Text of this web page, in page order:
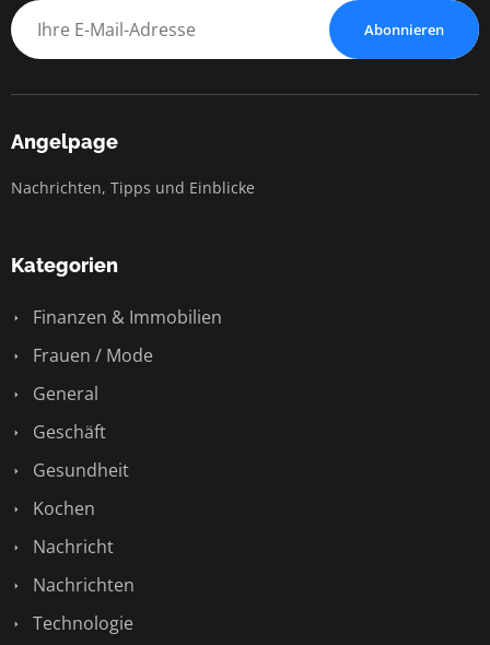
Abonnieren
Angelpage
Nachrichten, Tipps und Einblicke
Kategorien
Finanzen & Immobilien
Frauen / Mode
General
Geschäft
Gesundheit
Kochen
Nachricht
Nachrichten
Technologie